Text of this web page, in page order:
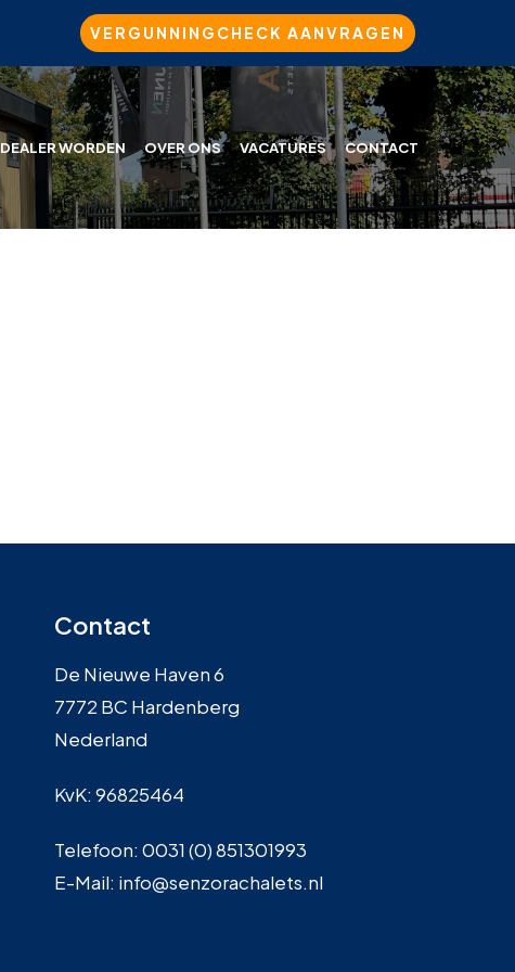
VERGUNNINGCHECK AANVRAGEN
DEALER WORDEN OVER ONS VACATURES CONTACT
Contact
De Nieuwe Haven 6
7772 BC Hardenberg
Nederland
KvK: 96825464
Telefoon: 0031 (0) 851301993
E-Mail: info@senzorachalets.nl